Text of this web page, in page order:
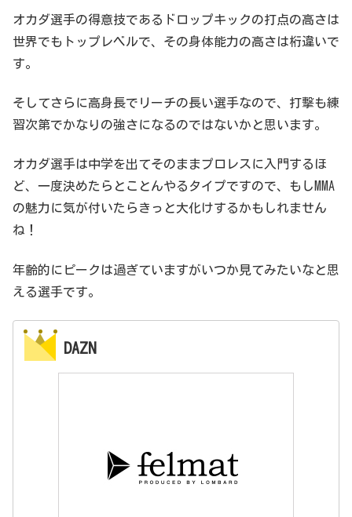
オカダ選手の得意技であるドロップキックの打点の高さは
世界でもトップレベルで、その身体能力の高さは桁違いで
す。
そしてさらに高身長でリーチの長い選手なので、打撃も練
習次第でかなりの強さになるのではないかと思います。
オカダ選手は中学を出てそのままプロレスに入門するほ
ど、一度決めたらとことんやるタイプですので、もしMMA
の魅力に気が付いたらきっと大化けするかもしれません
ね！
年齢的にピークは過ぎていますがいつか見てみたいなと思
える選手です。
DAZN